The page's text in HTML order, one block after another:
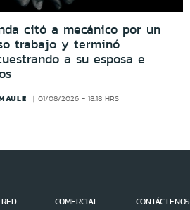
citó a mecánico por un
trabajo y terminó
a su esposa e
01/08/2026 - 18:18 HRS
COMERCIAL CONTÁCTENOS